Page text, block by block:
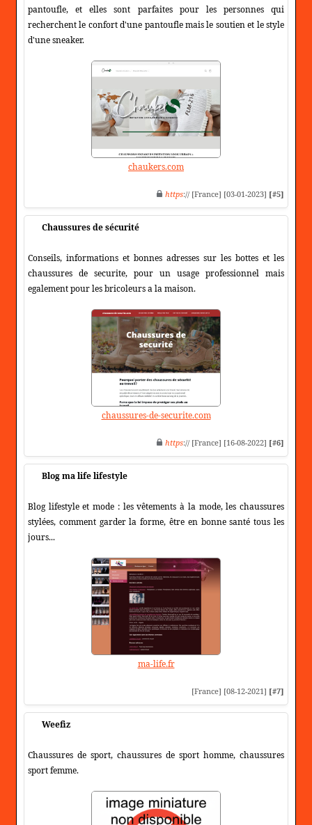
pantoufle, et elles sont parfaites pour les personnes qui
recherchent le confort d'une pantoufle mais le soutien et le style
d'une sneaker.
chaukers.com
https:// [France] [03-01-2023] [#5]
Chaussures de sécurité
Conseils, informations et bonnes adresses sur les bottes et les
chaussures de securite, pour un usage professionnel mais
egalement pour les bricoleurs a la maison.
chaussures-de-securite.com
https:// [France] [16-08-2022] [#6]
Blog ma life lifestyle
Blog lifestyle et mode : les vêtements à la mode, les chaussures
stylées, comment garder la forme, être en bonne santé tous les
jours...
ma-life.fr
[France] [08-12-2021] [#7]
Weefiz
Chaussures de sport, chaussures de sport homme, chaussures
sport femme.